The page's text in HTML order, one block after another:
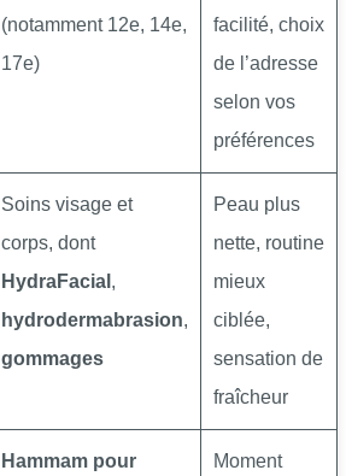
(notamment 12e, 14e,
17e)
facilité, choix
de l’adresse
selon vos
préférences
Soins visage et
corps, dont
HydraFacial ,
hydrodermabrasion,
gommages
Peau plus
nette, routine
mieux
ciblée,
sensation de
fraîcheur
Hammam pour
Moment